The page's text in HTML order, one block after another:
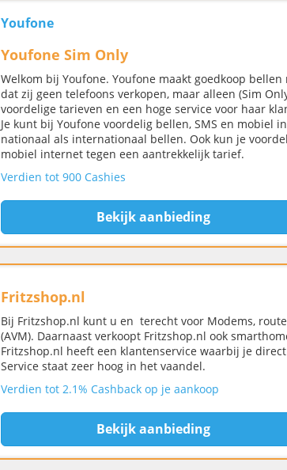
Youfone
Youfone Sim Only
Welkom bij Youfone. Youfone maakt goedkoop
dat zij geen telefoons verkopen, maar alleen (Sim
voordelige tarieven en een hoge service voor haar
Je kunt bij Youfone voordelig bellen, SMS en mobiel
nationaal als internationaal bellen. Ook kun je
mobiel internet tegen een aantrekkelijk tarief.
Verdien tot 900 Cashies
Bekijk aanbieding
Fritzshop.nl
Bij Fritzshop.nl kunt u en terecht voor Modems,
(AVM). Daarnaast verkoopt Fritzshop.nl ook
Fritzshop.nl heeft een klantenservice waarbij je
Service staat zeer hoog in het vaandel.
Verdien tot 2.1% Cashback op je aankoop
Bekijk aanbieding